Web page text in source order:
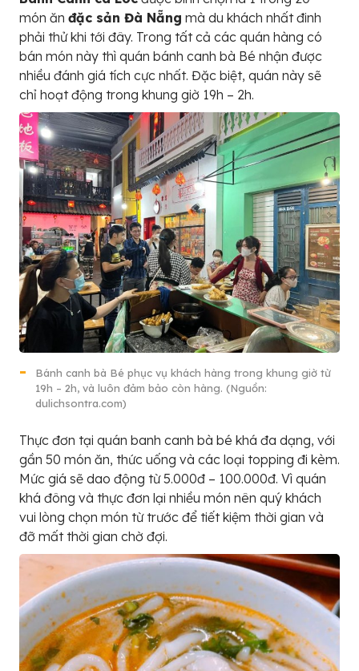
món ăn đặc sản Đà Nẵng mà du khách nhất đinh
phải thử khi tới đây. Trong tất cả các quán hàng có
bán món này thì quán bánh canh bà Bé nhận được
nhiều đánh giá tích cực nhất. Đặc biệt, quán này sẽ
chỉ hoạt động trong khung giờ 19h – 2h.
Bánh canh bà Bé phục vụ khách hàng trong khung giờ từ
19h – 2h, và luôn đảm bảo còn hàng. (Nguồn:
dulichsontra.com)
Thực đơn tại quán banh canh bà bé khá đa dạng, với
gần 50 món ăn, thức uống và các loại topping đi kèm.
Mức giá sẽ dao động từ 5.000đ – 100.000đ. Vì quán
khá đông và thực đơn lại nhiều món nên quý khách
vui lòng chọn món từ trước để tiết kiệm thời gian và
đỡ mất thời gian chờ đợi.